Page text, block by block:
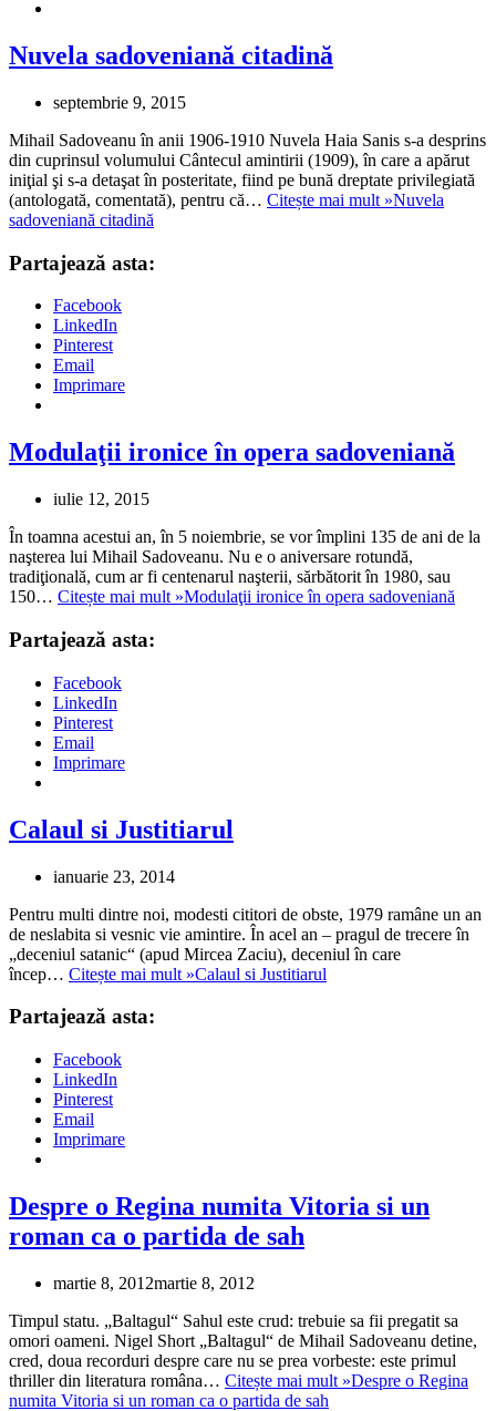
Nuvela sadoveniană citadină
septembrie 9, 2015
Mihail Sadoveanu în anii 1906-1910 Nuvela Haia Sanis s-a desprins
din cuprinsul volumului Cântecul amintirii (1909), în care a apărut
iniţial şi s-a detaşat în posteritate, fiind pe bună dreptate privilegiată
(antologată, comentată), pentru că… Citește mai mult »Nuvela
sadoveniană citadină
Partajează asta:
Facebook
LinkedIn
Pinterest
Email
Imprimare
Modulaţii ironice în opera sadoveniană
iulie 12, 2015
În toamna acestui an, în 5 noiembrie, se vor împlini 135 de ani de la
naşterea lui Mihail Sadoveanu. Nu e o aniversare rotundă,
tradiţională, cum ar fi centenarul naşterii, sărbătorit în 1980, sau
150… Citește mai mult »Modulaţii ironice în opera sadoveniană
Partajează asta:
Facebook
LinkedIn
Pinterest
Email
Imprimare
Calaul si Justitiarul
ianuarie 23, 2014
Pentru multi dintre noi, modesti cititori de obste, 1979 ramâne un an
de neslabita si vesnic vie amintire. În acel an – pragul de trecere în
„deceniul satanic“ (apud Mircea Zaciu), deceniul în care
încep… Citește mai mult »Calaul si Justitiarul
Partajează asta:
Facebook
LinkedIn
Pinterest
Email
Imprimare
Despre o Regina numita Vitoria si un
roman ca o partida de sah
martie 8, 2012martie 8, 2012
Timpul statu. „Baltagul“ Sahul este crud: trebuie sa fii pregatit sa
omori oameni. Nigel Short „Baltagul“ de Mihail Sadoveanu detine,
cred, doua recorduri despre care nu se prea vorbeste: este primul
thriller din literatura româna… Citește mai mult »Despre o Regina
numita Vitoria si un roman ca o partida de sah